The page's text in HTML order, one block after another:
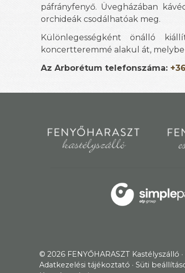
páfrányfenyő. Üvegházában
orchideák csodálhatóak meg.
Különlegességként önálló
koncertteremmé alakul át,
Az Arborétum telefonszáma:
© 2026 FENYŐHARASZT Kastélyszálló
Adatkezelési tájékoztató
Süti